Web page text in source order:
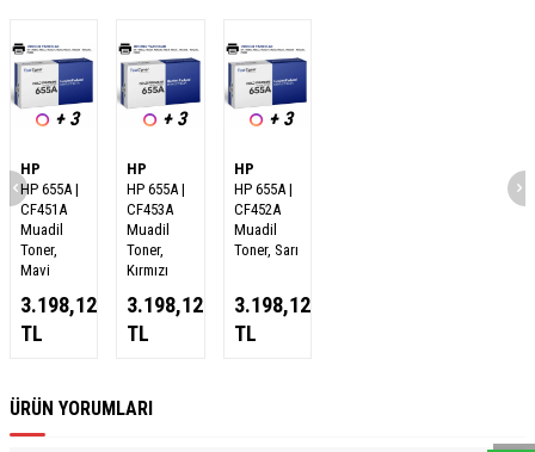
+ 3
HP
HP 655A |
CF451A
Muadil
Toner,
Mavi
3.198,12
TL
+ 3
HP
HP 655A |
CF453A
Muadil
Toner,
Kırmızı
3.198,12
TL
+ 3
HP
HP 655A |
CF452A
Muadil
Toner, Sarı
3.198,12
TL
ÜRÜN YORUMLARI